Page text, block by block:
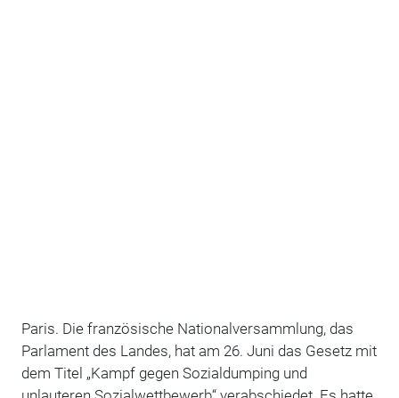
Paris. Die französische Nationalversammlung, das
Parlament des Landes, hat am 26. Juni das Gesetz mit
dem Titel „Kampf gegen Sozialdumping und